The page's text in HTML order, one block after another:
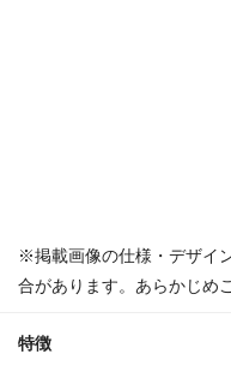
※掲載画像の仕様・デザイ
合があります。あらかじめ
特徴